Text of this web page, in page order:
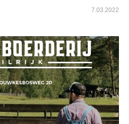
7.03.2022